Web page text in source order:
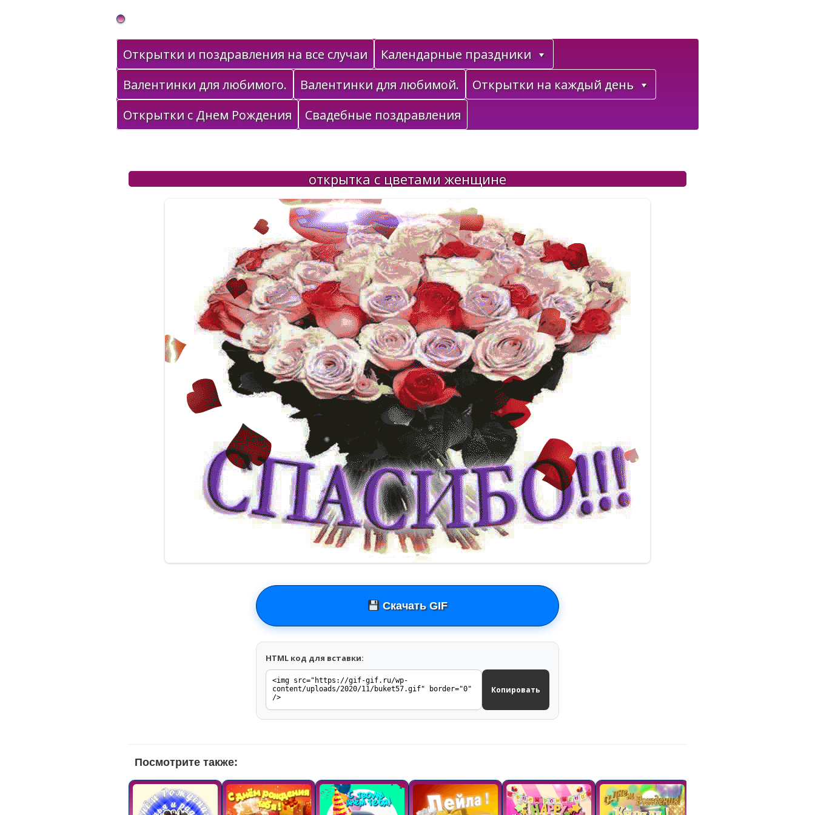
Gif Открытки в подарок
Открытки и поздравления на все случаи
Календарные праздники
Валентинки для любимого.
Валентинки для любимой.
Открытки на каждый день
Открытки с Днем Рождения
Свадебные поздравления
открытка с цветами женщине
Скачать GIF
HTML код для вставки:
Копировать
Посмотрите также: